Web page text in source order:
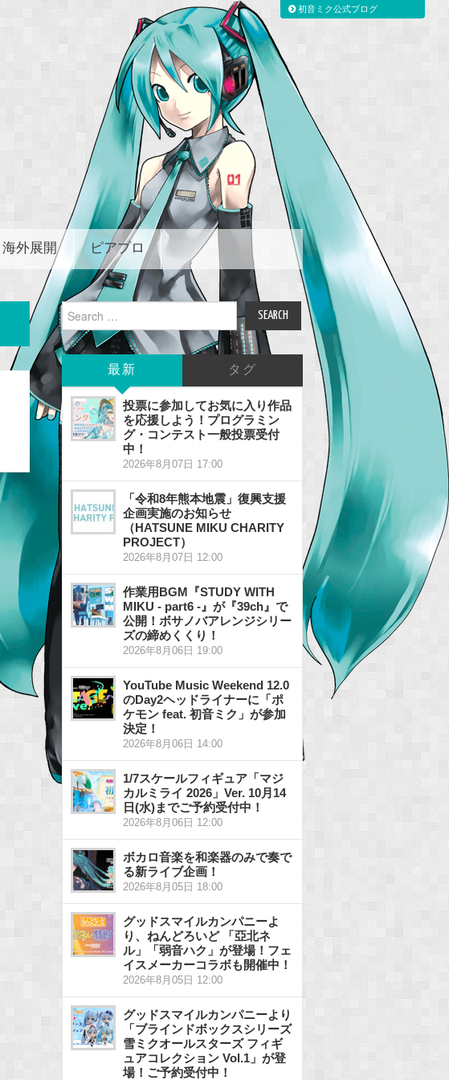
海外展開 ピアプロ
Search
for:
最新 タグ
投票に参加してお気に入り作品
を応援しよう！プログラミン
グ・コンテスト一般投票受付
中！
2026年8月07日 17:00
「令和8年熊本地震」復興支援
企画実施のお知らせ
（HATSUNE MIKU CHARITY
PROJECT）
2026年8月07日 12:00
作業用BGM『STUDY WITH
MIKU - part6 -』が『39ch』で
公開！ボサノバアレンジシリー
ズの締めくくり！
2026年8月06日 19:00
YouTube Music Weekend 12.0
のDay2ヘッドライナーに「ポ
ケモン feat. 初音ミク」が参加
決定！
2026年8月06日 14:00
1/7スケールフィギュア「マジ
カルミライ 2026」Ver. 10月14
日(水)までご予約受付中！
2026年8月06日 12:00
ボカロ音楽を和楽器のみで奏で
る新ライブ企画！
2026年8月05日 18:00
グッドスマイルカンパニーよ
り、ねんどろいど 「亞北ネ
ル」「弱音ハク」が登場！フェ
イスメーカーコラボも開催中！
2026年8月05日 12:00
グッドスマイルカンパニーより
「ブラインドボックスシリーズ
雪ミクオールスターズ フィギ
ュアコレクション Vol.1」が登
場！ご予約受付中！
初音ミク公式ブログ